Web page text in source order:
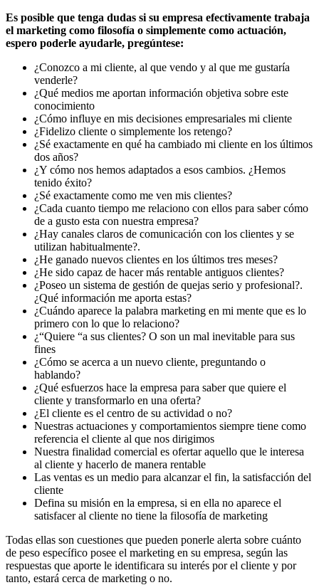
Es posible que tenga dudas si su empresa efectivamente trabaja
el marketing como filosofía o simplemente como actuación,
espero poderle ayudarle, pregúntese:
¿Conozco a mi cliente, al que vendo y al que me gustaría
venderle?
¿Qué medios me aportan información objetiva sobre este
conocimiento
¿Cómo influye en mis decisiones empresariales mi cliente
¿Fidelizo cliente o simplemente los retengo?
¿Sé exactamente en qué ha cambiado mi cliente en los últimos
dos años?
¿Y cómo nos hemos adaptados a esos cambios. ¿Hemos
tenido éxito?
¿Sé exactamente como me ven mis clientes?
¿Cada cuanto tiempo me relaciono con ellos para saber cómo
de a gusto esta con nuestra empresa?
¿Hay canales claros de comunicación con los clientes y se
utilizan habitualmente?.
¿He ganado nuevos clientes en los últimos tres meses?
¿He sido capaz de hacer más rentable antiguos clientes?
¿Poseo un sistema de gestión de quejas serio y profesional?.
¿Qué información me aporta estas?
¿Cuándo aparece la palabra marketing en mi mente que es lo
primero con lo que lo relaciono?
¿“Quiere “a sus clientes? O son un mal inevitable para sus
fines
¿Cómo se acerca a un nuevo cliente, preguntando o
hablando?
¿Qué esfuerzos hace la empresa para saber que quiere el
cliente y transformarlo en una oferta?
¿El cliente es el centro de su actividad o no?
Nuestras actuaciones y comportamientos siempre tiene como
referencia el cliente al que nos dirigimos
Nuestra finalidad comercial es ofertar aquello que le interesa
al cliente y hacerlo de manera rentable
Las ventas es un medio para alcanzar el fin, la satisfacción del
cliente
Defina su misión en la empresa, si en ella no aparece el
satisfacer al cliente no tiene la filosofía de marketing
Todas ellas son cuestiones que pueden ponerle alerta sobre cuánto
de peso específico posee el marketing en su empresa, según las
respuestas que aporte le identificara su interés por el cliente y por
tanto, estará cerca de marketing o no.